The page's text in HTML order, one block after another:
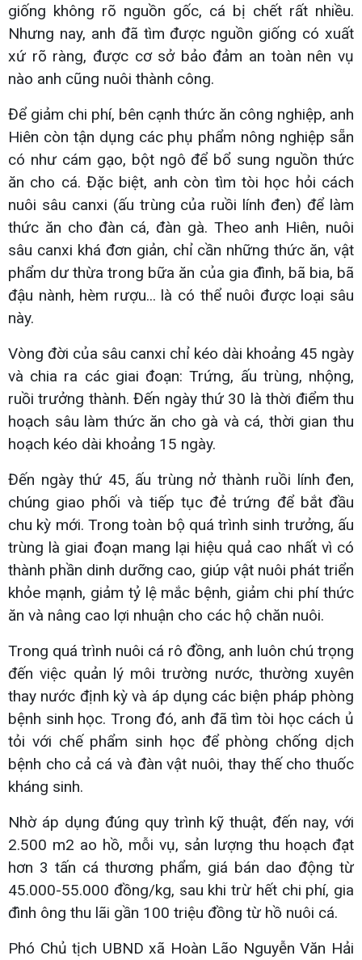
giống không rõ nguồn gốc, cá bị chết rất nhiều.
Nhưng nay, anh đã tìm được nguồn giống có xuất
xứ rõ ràng, được cơ sở bảo đảm an toàn nên vụ
nào anh cũng nuôi thành công.
Để giảm chi phí, bên cạnh thức ăn công nghiệp, anh
Hiên còn tận dụng các phụ phẩm nông nghiệp sẵn
có như cám gạo, bột ngô để bổ sung nguồn thức
ăn cho cá. Đặc biệt, anh còn tìm tòi học hỏi cách
nuôi sâu canxi (ấu trùng của ruồi lính đen) để làm
thức ăn cho đàn cá, đàn gà. Theo anh Hiên, nuôi
sâu canxi khá đơn giản, chỉ cần những thức ăn, vật
phẩm dư thừa trong bữa ăn của gia đình, bã bia, bã
đậu nành, hèm rượu... là có thể nuôi được loại sâu
này.
Vòng đời của sâu canxi chỉ kéo dài khoảng 45 ngày
và chia ra các giai đoạn: Trứng, ấu trùng, nhộng,
ruồi trưởng thành. Đến ngày thứ 30 là thời điểm thu
hoạch sâu làm thức ăn cho gà và cá, thời gian thu
hoạch kéo dài khoảng 15 ngày.
Đến ngày thứ 45, ấu trùng nở thành ruồi lính đen,
chúng giao phối và tiếp tục đẻ trứng để bắt đầu
chu kỳ mới. Trong toàn bộ quá trình sinh trưởng, ấu
trùng là giai đoạn mang lại hiệu quả cao nhất vì có
thành phần dinh dưỡng cao, giúp vật nuôi phát triển
khỏe mạnh, giảm tỷ lệ mắc bệnh, giảm chi phí thức
ăn và nâng cao lợi nhuận cho các hộ chăn nuôi.
Trong quá trình nuôi cá rô đồng, anh luôn chú trọng
đến việc quản lý môi trường nước, thường xuyên
thay nước định kỳ và áp dụng các biện pháp phòng
bệnh sinh học. Trong đó, anh đã tìm tòi học cách ủ
tỏi với chế phẩm sinh học để phòng chống dịch
bệnh cho cả cá và đàn vật nuôi, thay thế cho thuốc
kháng sinh.
Nhờ áp dụng đúng quy trình kỹ thuật, đến nay, với
2.500 m2 ao hồ, mỗi vụ, sản lượng thu hoạch đạt
hơn 3 tấn cá thương phẩm, giá bán dao động từ
45.000-55.000 đồng/kg, sau khi trừ hết chi phí, gia
đình ông thu lãi gần 100 triệu đồng từ hồ nuôi cá.
Phó Chủ tịch UBND xã Hoàn Lão Nguyễn Văn Hải